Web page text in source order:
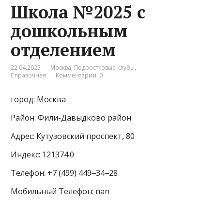
Школа №2025 с
дошкольным
отделением
22.04.2025 Москва, Подростковые клубы,
Справочная
Комментарии: 0
город: Москва
Район: Фили-Давыдково район
Адрес: Кутузовский проспект, 80
Индекс: 121374.0
Телефон: +7 (499) 449‒34‒28
Мобильный Телефон: nan